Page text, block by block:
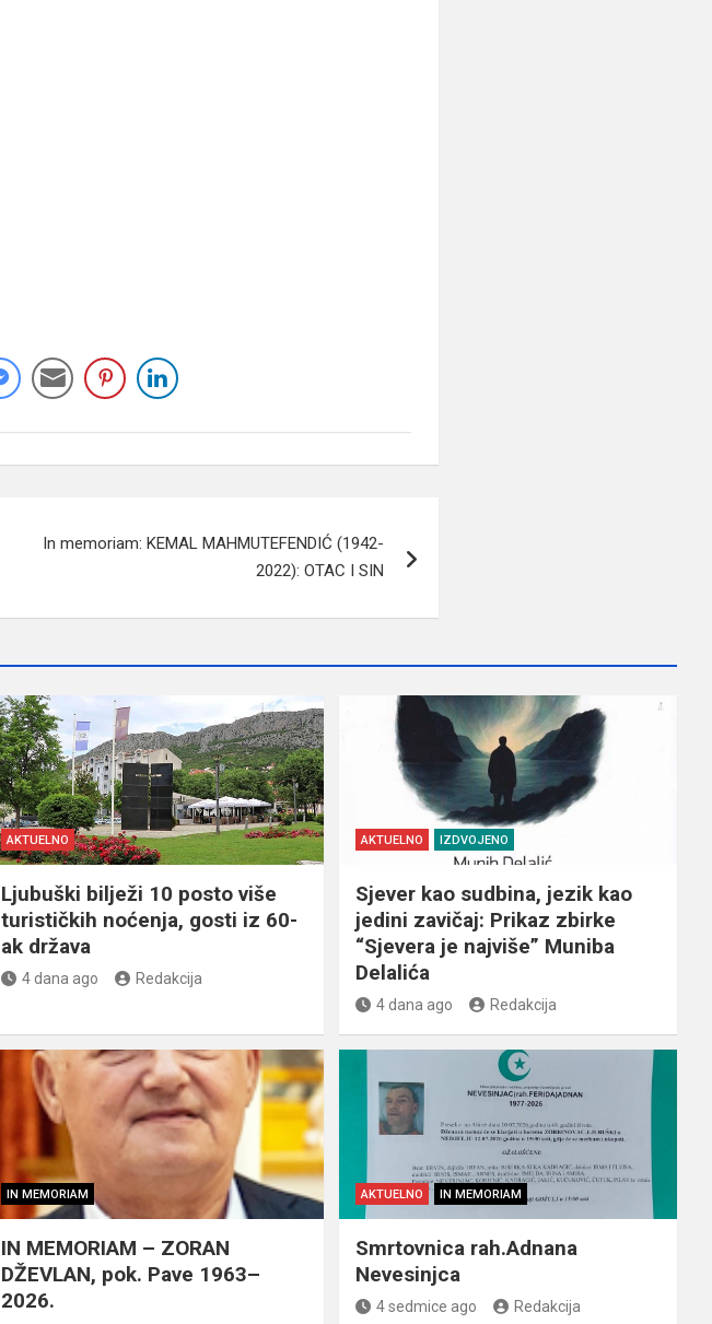
In memoriam: KEMAL MAHMUTEFENDIĆ (1942-
2022): OTAC I SIN
AKTUELNO
Ljubuški bilježi 10 posto više
turističkih noćenja, gosti iz 60-
ak država
4 dana ago Redakcija
AKTUELNO IZDVOJENO
Sjever kao sudbina, jezik kao
jedini zavičaj: Prikaz zbirke
“Sjevera je najviše” Muniba
Delalića
4 dana ago Redakcija
IN MEMORIAM
IN MEMORIAM – ZORAN
DŽEVLAN, pok. Pave 1963–
2026.
AKTUELNO IN MEMORIAM
Smrtovnica rah.Adnana
Nevesinjca
4 sedmice ago Redakcija